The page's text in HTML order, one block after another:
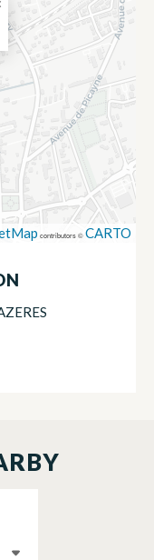
contributors ©CARTO